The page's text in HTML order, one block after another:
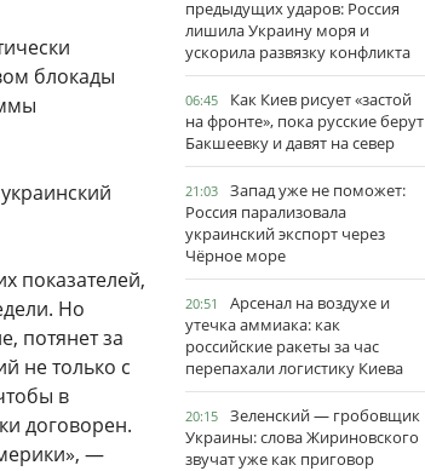
блокады
показателей,
Но
потянет за
не только с
в
договорен.
—
предыдущих ударов: Россия
лишила Украину моря и
ускорила развязку конфликта
06:45
Как Киев рисует «застой
на фронте», пока русские берут
Бакшеевку и давят на север
21:03
Запад уже не поможет:
Россия парализовала
украинский экспорт через
Чёрное море
20:51
Арсенал на воздухе и
утечка аммиака: как
российские ракеты за час
перепахали логистику Киева
20:15
Зеленский — гробовщик
Украины: слова Жириновского
звучат уже как приговор